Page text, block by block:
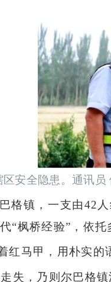
安全隐患。通讯员
格镇，一支由42
“枫桥经验”，依
红马甲，用朴实
失，乃则尔巴格